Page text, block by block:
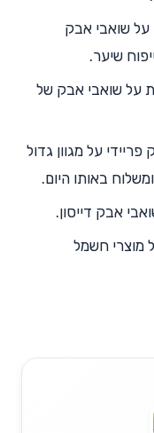
על שואבי אבק
שיער.
על שואבי אבק של
על מגוון גדול
באותו היום.
אבק דייסון.
70% הנחה על מוצרי חשמל